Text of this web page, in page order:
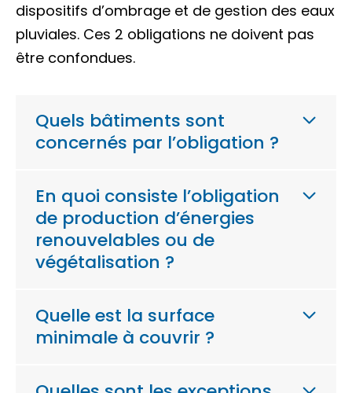
dispositifs d’ombrage et de gestion des eaux
pluviales. Ces 2 obligations ne doivent pas
être confondues.
Quels bâtiments sont
concernés par l’obligation ?
En quoi consiste l’obligation
de production d’énergies
renouvelables ou de
végétalisation ?
Quelle est la surface
minimale à couvrir ?